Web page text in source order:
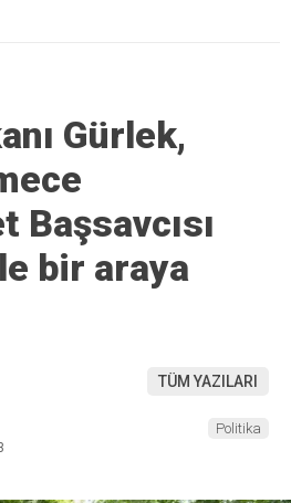
Gürlek,
Başsavcısı
bir araya
TÜM YAZILARI
Politika